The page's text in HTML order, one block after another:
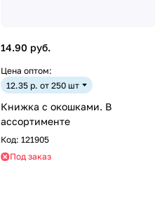
14.90 руб.
Цена оптом:
12.35 р. от 250 шт
Книжка с окошками. В
ассортименте
Код: 121905
Под заказ